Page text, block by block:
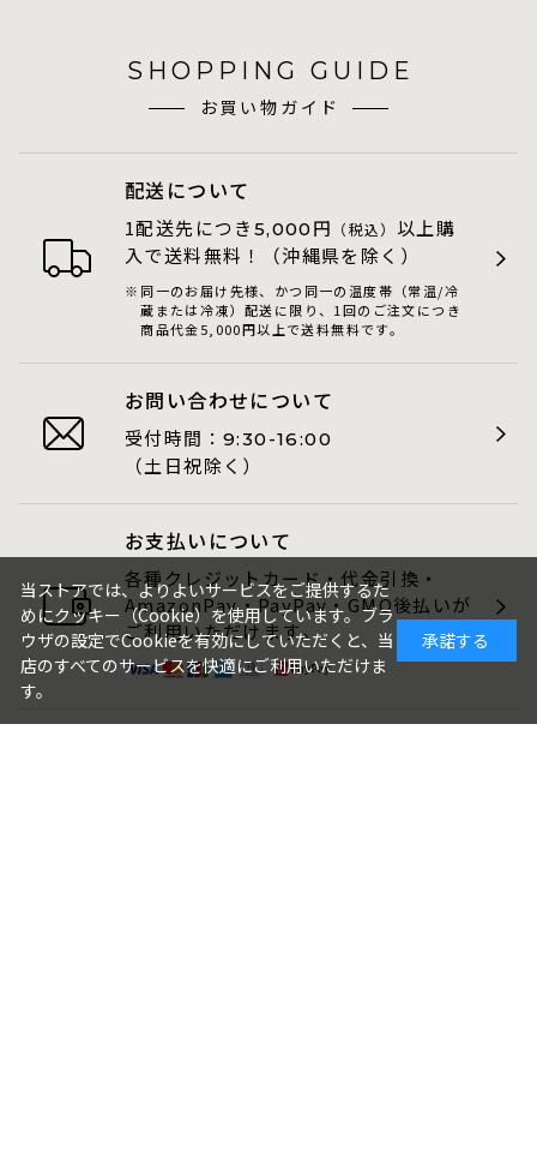
SHOPPING GUIDE
お買い物ガイド
配送について
1配送先につき 5,000 円 （税込） 以上購
入で送料無料！（沖縄県を除く）
同一のお届け先様、かつ同一の温度帯（常温/冷
蔵または冷凍）配送に限り、1回のご注文につき
商品代金5,000円以上で送料無料です。
お問い合わせについて
受付時間： 9:30-16:00
（土日祝除く）
お支払いについて
各種クレジットカード・代金引換・
AmazonPay・PayPay・GMO後払いが
ご利用いただけます。
当ストアでは、よりよいサービスをご提供するた
めにクッキー（Cookie）を使用しています。ブラ
ウザの設定でCookieを有効にしていただくと、当
店のすべてのサービスを快適にご利用いただけま
す。
承諾する